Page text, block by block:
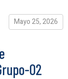
Mayo 25, 2026
O2